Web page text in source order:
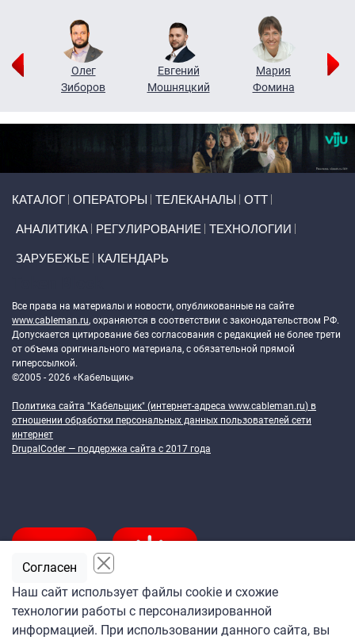
Олег
Зиборов
Евгений
Мошняцкий
Мария
Фомина
КАТАЛОГ ОПЕРАТОРЫ ТЕЛЕКАНАЛЫ ОТТ
АНАЛИТИКА РЕГУЛИРОВАНИЕ ТЕХНОЛОГИИ
ЗАРУБЕЖЬЕ КАЛЕНДАРЬ
Все права на материалы и новости, опубликованные на сайте
www.cableman.ru, охраняются в соответствии с законодательством РФ.
Допускается цитирование без согласования с редакцией не более трети
от объема оригинального материала, с обязательной прямой
гиперссылкой.
©2005 - 2026 «Кабельщик»
Политика сайта "Кабельщик" (интернет-адреса www.cableman.ru) в
отношении обработки персональных данных пользователей сети
интернет
DrupalCoder — поддержка сайта c 2017 года
Подпишитесь
Наш сайт использует файлы cookie и схожие
технологии работы с персонализированной
информацией. При использовании данного сайта, вы
Согласен